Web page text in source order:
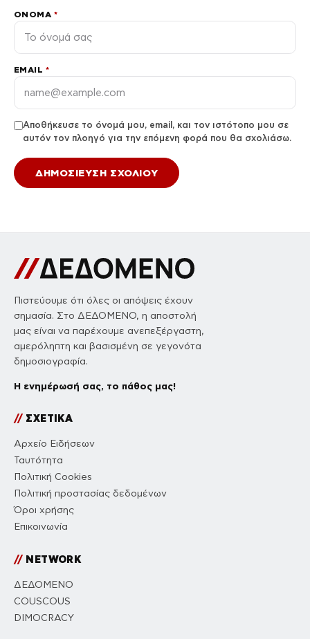
ΌΝΟΜΑ *
EMAIL *
Αποθήκευσε το όνομά μου, email, και τον ιστότοπο μου σε
αυτόν τον πλοηγό για την επόμενη φορά που θα σχολιάσω.
Πιστεύουμε ότι όλες οι απόψεις έχουν
σημασία. Στο ΔΕΔΟΜΕΝΟ, η αποστολή
μας είναι να παρέχουμε ανεπεξέργαστη,
αμερόληπτη και βασισμένη σε γεγονότα
δημοσιογραφία.
Η ενημέρωσή σας, το πάθος μας!
//ΣΧΕΤΙΚΑ
Αρχείο Ειδήσεων
Ταυτότητα
Πολιτική Cookies
Πολιτική προστασίας δεδομένων
Όροι χρήσης
Επικοινωνία
//NETWORK
ΔΕΔΟΜΕΝΟ
COUSCOUS
DIMOCRACY